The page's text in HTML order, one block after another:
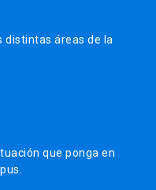
distintas áreas de la
que ponga en